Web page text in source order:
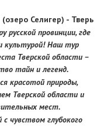
Селигер) - Тверь
русской провинции, где
культурой! Наш тур
Тверской области –
тайн и легенд.
красотой природы,
Тверской области и
мест.
чувством глубокого